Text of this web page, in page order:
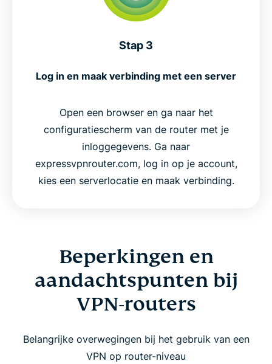
Stap 3
Log in en maak verbinding met een server
Open een browser en ga naar het
configuratiescherm van de router met je
inloggegevens. Ga naar
expressvpnrouter.com, log in op je account,
kies een serverlocatie en maak verbinding.
Beperkingen en
aandachtspunten bij
VPN-routers
Belangrijke overwegingen bij het gebruik van een
VPN op router-niveau